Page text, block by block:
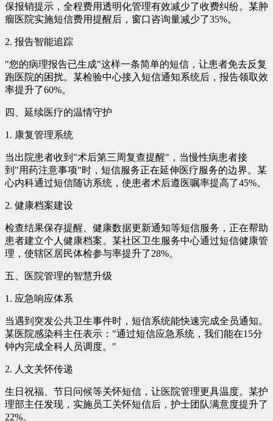
保报销提示，全程费用透明化管理有效减少了收费纠纷。某肿
瘤医院实施短信费用提醒后，窗口咨询量减少了35%。
2. 报告智能追踪
"您的病理报告已生成"这样一条简单的短信，让患者免去反复
跑医院的困扰。某检验中心接入短信通知系统后，报告领取效
率提升了60%。
四、延续医疗的温情守护
1. 康复管理系统
当出院患者收到"术后第三周复查提醒"，当慢性病患者接
到"用药注意事项"时，短信服务正在延伸医疗服务的边界。某
心内科通过短信随访系统，使患者术后遵医嘱率提高了45%。
2. 健康档案建设
检查结果保存提醒、健康数据更新通知等短信服务，正在帮助
患者建立个人健康档案。某社区卫生服务中心通过短信健康管
理，使辖区居民体检参与率提升了28%。
五、医院管理的智慧升级
1. 应急响应体系
当遇到突发公共卫生事件时，短信系统能快速完成全员通知。
某医院感染科主任表示："通过短信应急系统，我们能在15分
钟内完成全科人员调度。"
2. 人文关怀传递
生日祝福、节日问候等关怀短信，让医院管理更具温度。某护
理部主任发现，实施员工关怀短信后，护士团队满意度提升了
22%。